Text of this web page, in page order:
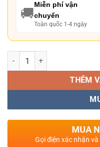
🚚
Miễn phí vận
chuyển
Toàn quốc 1-4 ngày
Số lượng
THÊM
MUA
Gọi điện xác nhận